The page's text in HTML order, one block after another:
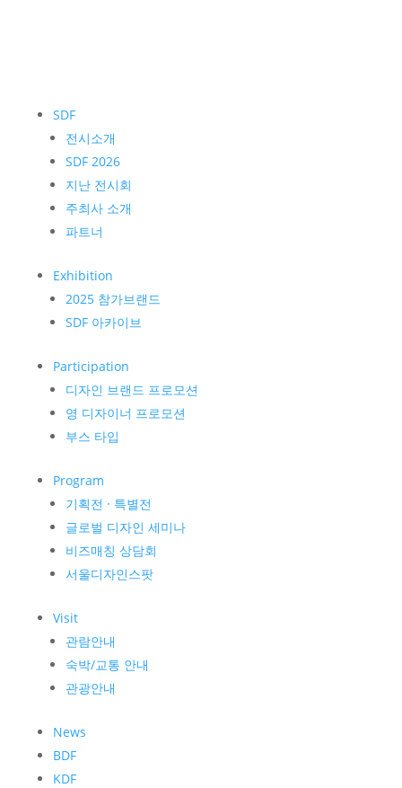
SDF
전시소개
SDF 2026
지난 전시회
주최사 소개
파트너
Exhibition
2025 참가브랜드
SDF 아카이브
Participation
디자인 브랜드 프로모션
영 디자이너 프로모션
부스 타입
Program
기획전 · 특별전
글로벌 디자인 세미나
비즈매칭 상담회
서울디자인스팟
Visit
관람안내
숙박/교통 안내
관광안내
News
BDF
KDF